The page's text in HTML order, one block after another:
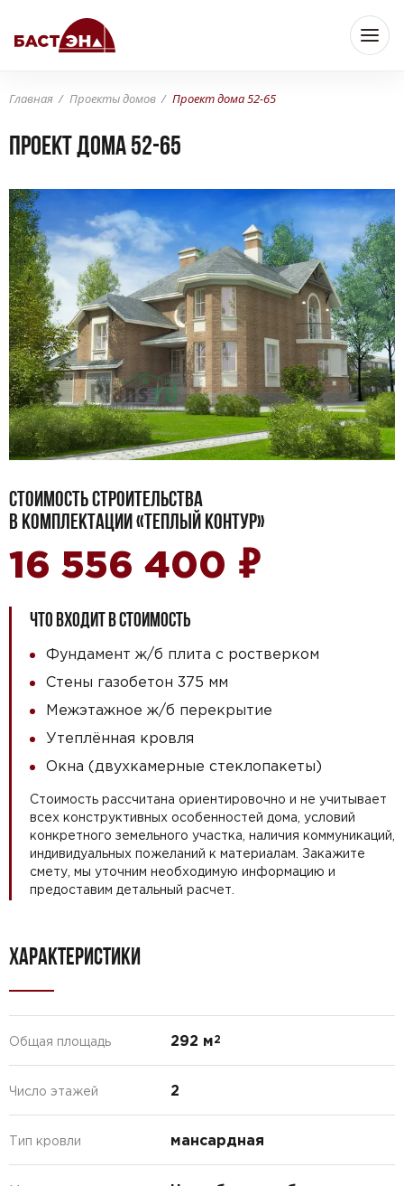
Главная Проекты домов Проект дома 52-65
Проект дома 52-65
СТОИМОСТЬ СТРОИТЕЛЬСТВА
В КОМПЛЕКТАЦИИ «ТЕПЛЫЙ КОНТУР»
16 556 400 ₽
ЧТО ВХОДИТ В СТОИМОСТЬ
Фундамент ж/б плита с ростверком
Стены газобетон 375 мм
Межэтажное ж/б перекрытие
Утеплённая кровля
Окна (двухкамерные стеклопакеты)
Стоимость рассчитана ориентировочно и не учитывает
всех конструктивных особенностей дома, условий
конкретного земельного участка, наличия коммуникаций,
индивидуальных пожеланий к материалам. Закажите
смету, мы уточним необходимую информацию и
предоставим детальный расчет.
ХАРАКТЕРИСТИКИ
Общая площадь 292 м2
Число этажей 2
Тип кровли мансардная